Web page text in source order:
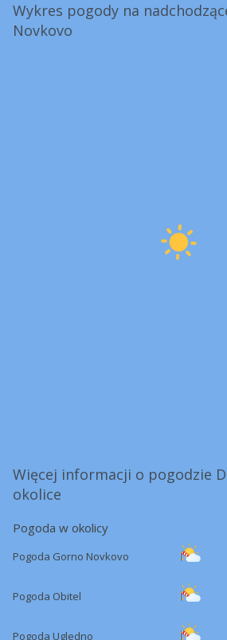
Wykres pogody na
Novkovo
Więcej informacji o pogodzie
okolice
Pogoda w okolicy
Pogoda Gorno Novkovo
Pogoda Obitel
Pogoda Ugledno